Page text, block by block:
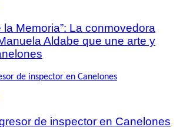
la Memoria”: La conmovedora
Aldabe que une arte y
de inspector en Canelones